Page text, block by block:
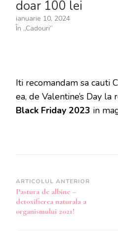
doar 100 lei
ianuarie 10, 2024
În „Cadouri”
Iti recomandam sa cauti
ea, de Valentine’s Day
Black Friday 2023 in
Navigare
în
articole
ARTICOLUL ANTERIOR
Pastura de albine –
detoxifierea naturala a
organismului 2021!